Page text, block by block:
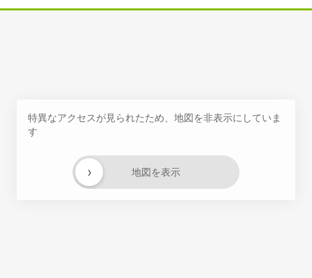
特異なアクセスが見られたため、地図を非表示にしていま
す
地図を表示
›